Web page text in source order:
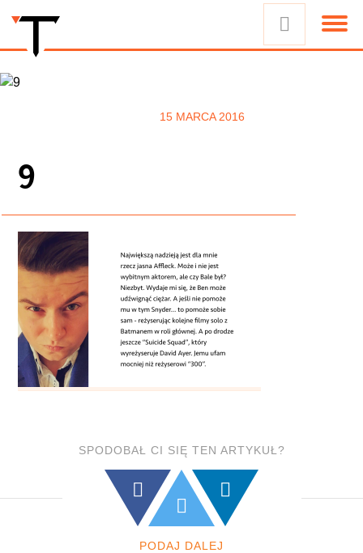
15 MARCA 2016
9
SPODOBAŁ CI SIĘ TEN ARTYKUŁ?
PODAJ DALEJ